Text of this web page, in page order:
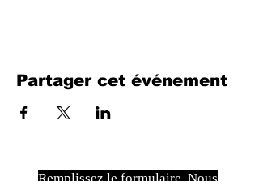
Partager cet événement